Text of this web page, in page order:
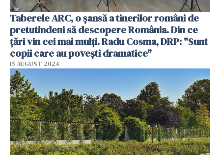
Taberele ARC, o șansă a tinerilor români de
pretutindeni să descopere România. Din ce
țări vin cei mai mulți. Radu Cosma, DRP: "Sunt
copii care au povești dramatice"
15 AUGUST 2024